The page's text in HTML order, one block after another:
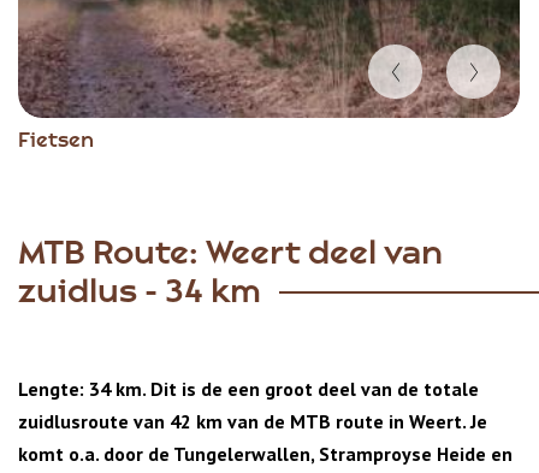
Fietsen
Item
MTB Route: Weert deel van
zuidlus - 34 km
Lengte: 34 km. Dit is de een groot deel van de totale
zuidlusroute van 42 km van de MTB route in Weert. Je
komt o.a. door de Tungelerwallen, Stramproyse Heide en